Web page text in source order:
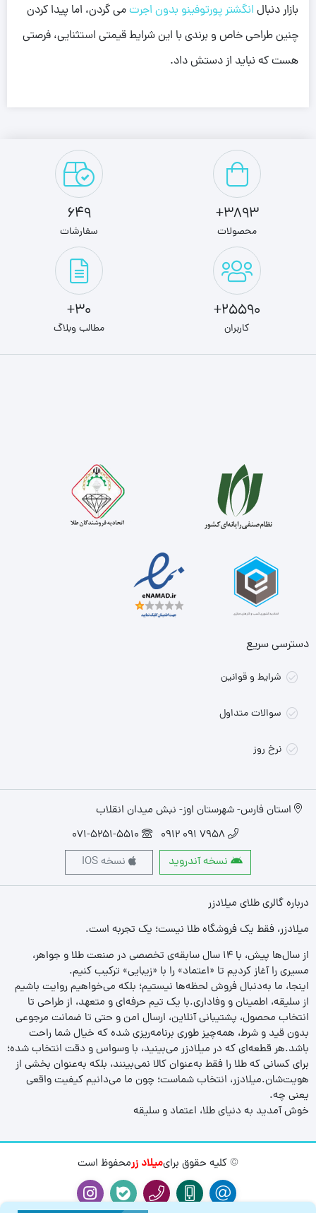
بازار دنبال انگشتر پورتوفینو بدون اجرتمی گردن، اما پیدا کردن
چنین طراحی خاص و برندی با این شرایط قیمتی استثنایی، فرصتی
هست که نباید از دستش داد.
3893+
محصولات
649
سفارشات
25590+
کاربران
30+
مطالب وبلاگ
دسترسی سریع
شرایط و قوانین
سوالات متداول
نرخ روز
استان فارس- شهرستان اوز- نبش میدان انقلاب
7958 091 0912
071-5251-5510
نسخه آندروید
نسخه IOS
درباره گالری طلای میلادزر
میلادزر، فقط یک فروشگاه طلا نیست؛ یک تجربه‌ است.
از سال‌ها پیش، با ۱۴ سال سابقه‌ی تخصصی در صنعت طلا و جواهر،
مسیری را آغاز کردیم تا «اعتماد» را با «زیبایی» ترکیب کنیم.
اینجا، ما به‌دنبال فروش لحظه‌ها نیستیم؛ بلکه می‌خواهیم روایت باشیم
از سلیقه، اطمینان و وفاداری.با یک تیم حرفه‌ای و متعهد، از طراحی تا
انتخاب محصول، پشتیبانی آنلاین، ارسال امن و حتی تا ضمانت مرجوعی
بدون قید و شرط، همه‌چیز طوری برنامه‌ریزی شده که خیال شما راحت
باشد.هر قطعه‌ای که در میلادزر می‌بینید، با وسواس و دقت انتخاب شده؛
برای کسانی که طلا را فقط به‌عنوان کالا نمی‌بینند، بلکه به‌عنوان بخشی از
هویت‌شان.میلادزر، انتخاب شماست؛ چون ما می‌دانیم کیفیت واقعی
یعنی چه.
خوش آمدید به دنیای طلا، اعتماد و سلیقه
© کلیه حقوق برایمیلاد زرمحفوظ است